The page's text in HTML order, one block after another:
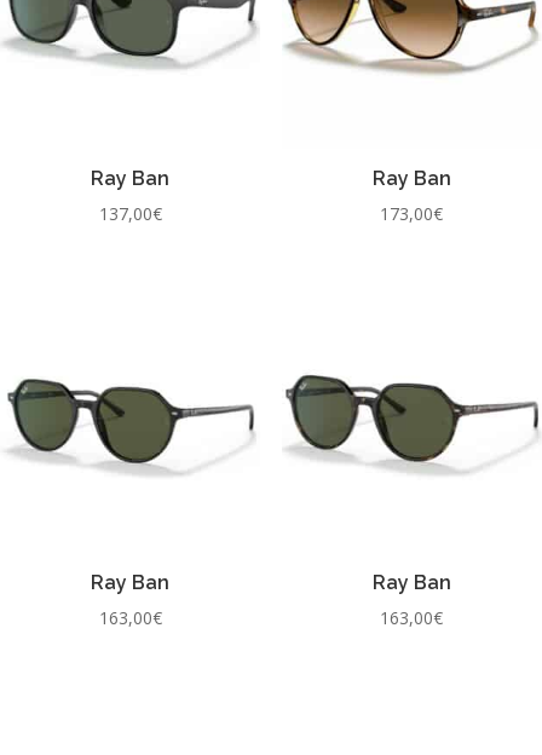
Ray Ban
137,00€
Ray Ban
173,00€
Ray Ban
163,00€
Ray Ban
163,00€